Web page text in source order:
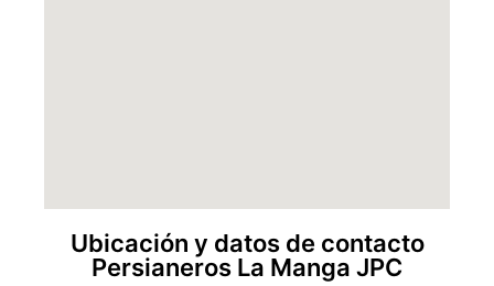
Ubicación y datos de contacto
Persianeros La Manga JPC